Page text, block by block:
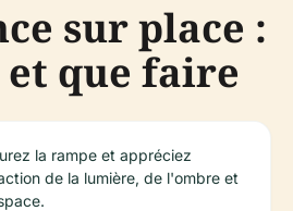
sur place :
que faire
la rampe et appréciez
de la lumière, de l'ombre et